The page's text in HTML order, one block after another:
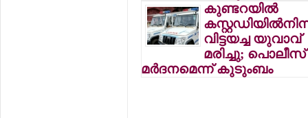
കുണ്ടറയില്‍
വിട്ടയച്ച യുവാവ്
മരിച്ചു; പൊലീസ്
മര്‍ദനമെന്ന് കുടുംബം